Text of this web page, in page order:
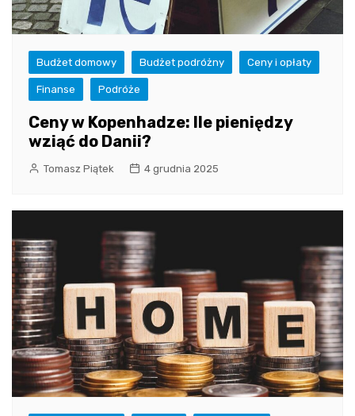
Budżet domowy Budżet podróżny Ceny i opłaty
Finanse Podróże
Ceny w Kopenhadze: Ile pieniędzy
wziąć do Danii?
Tomasz Piątek 4 grudnia 2025